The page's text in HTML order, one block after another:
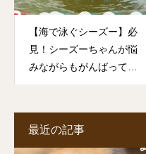
【海で泳ぐシーズー】必
見！シーズーちゃんが悩
みながらもがんばって泳
最近の記事